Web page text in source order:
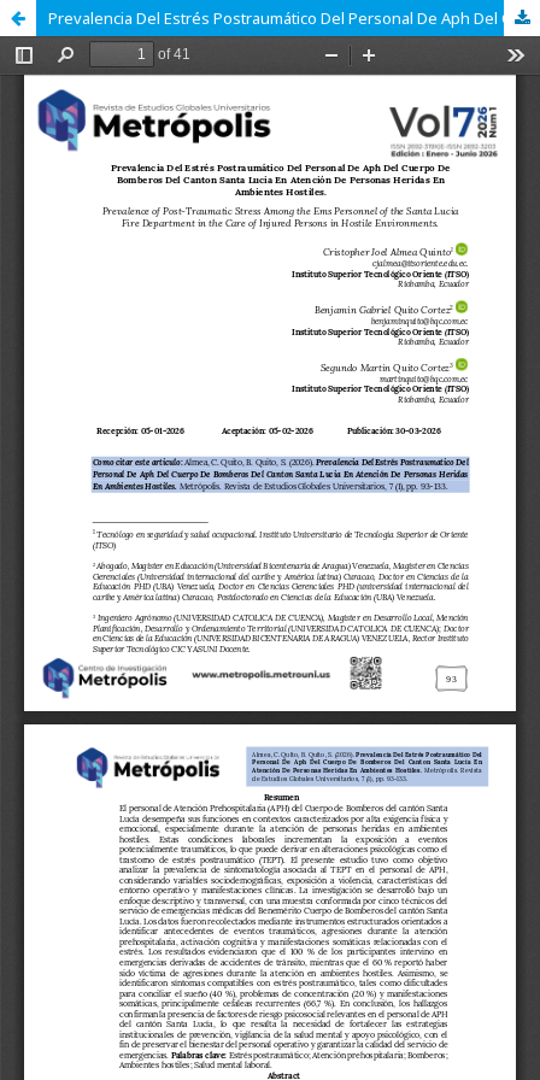
Prevalencia Del Estrés Postraumático Del Personal De Aph Del Cuerpo De Bomberos Del Canton Santa Lucia En Atención De Personas Heridas En Ambientes Hostiles.